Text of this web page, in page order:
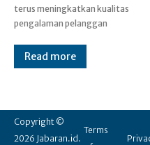
terus meningkatkan kualitas
pengalaman pelanggan
khusus sebagai apresiasi kepada
Read more
Copyright ©
2026 Jabaran.id.
Terms